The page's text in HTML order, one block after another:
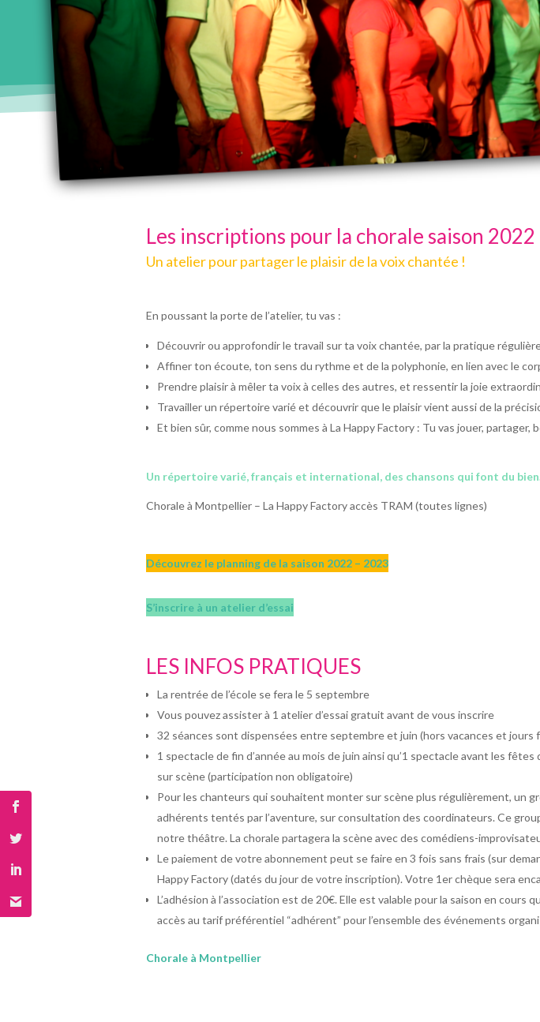
Les inscriptions pour la chorale saison
Un atelier pour partager le plaisir de la voix chantée !
En poussant la porte de l’atelier, tu vas :
Découvrir ou approfondir le travail sur ta voix chantée, par la pratique
Affiner ton écoute, ton sens du rythme et de la polyphonie, en lien avec le
Prendre plaisir à mêler ta voix à celles des autres, et ressentir la joie
Travailler un répertoire varié et découvrir que le plaisir vient aussi de la
Et bien sûr, comme nous sommes à La Happy Factory : Tu vas jouer,
Un répertoire varié, français et international, des chansons qui font du
Chorale à Montpellier – La Happy Factory accès TRAM (toutes lignes)
Découvrez le planning de la saison 2022 – 2023
S’inscrire à un atelier d’essai
LES INFOS PRATIQUES
La rentrée de l’école se fera le 5 septembre
Vous pouvez assister à 1 atelier d’essai gratuit avant de vous inscrire
32 séances sont dispensées entre septembre et juin (hors vacances et jours
1 spectacle de fin d’année au mois de juin ainsi qu’1 spectacle avant les
sur scène (participation non obligatoire)
Pour les chanteurs qui souhaitent monter sur scène plus régulièrement, un
adhérents tentés par l’aventure, sur consultation des coordinateurs. Ce
notre théâtre. La chorale partagera la scène avec des comédiens-
Le paiement de votre abonnement peut se faire en 3 fois sans frais (sur
Happy Factory (datés du jour de votre inscription). Votre 1er chèque sera
L’adhésion à l’association est de 20€. Elle est valable pour la saison en
accès au tarif préférentiel “adhérent” pour l’ensemble des événements
Chorale à Montpellier